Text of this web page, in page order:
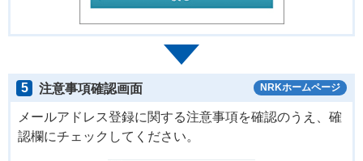
5 注意事項確認画面 NRKホームページ
メールアドレス登録に関する注意事項を確認のうえ、確
認欄にチェックしてください。